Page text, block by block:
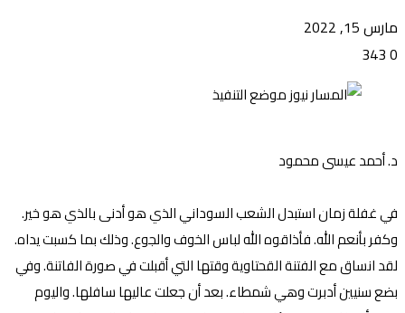
مارس 15, 2022
0
د. أحمد عيسى محمود
في غفلة زمان استبدل الشعب السوداني الذي هو أدنى بالذي هو خير.
وكفر بأنعم الله. فأذاقوه الله لباس الخوف والجوع. وذلك بما كسبت يداه.
لقد انساق مع الفتنة القحتاوية وقتها التي أقبلت في صورة الفاتنة. وفي
بضع سنيين أدبرت وهي شمطاء. بعد أن جعلت عاليها سافلها. واليوم